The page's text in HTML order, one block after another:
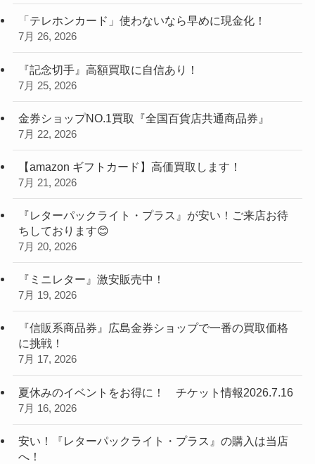
「テレホンカード」使わないなら早めに現金化！
7月 26, 2026
『記念切手』高額買取に自信あり！
7月 25, 2026
金券ショップNO.1買取『全国百貨店共通商品券』
7月 22, 2026
【amazon ギフトカード】高価買取します！
7月 21, 2026
『レターパックライト・プラス』が安い！ご来店お待
ちしております😊
7月 20, 2026
『ミニレター』激安販売中！
7月 19, 2026
『信販系商品券』広島金券ショップで一番の買取価格
に挑戦！
7月 17, 2026
夏休みのイベントをお得に！ チケット情報2026.7.16
7月 16, 2026
安い！『レターパックライト・プラス』の購入は当店
へ！